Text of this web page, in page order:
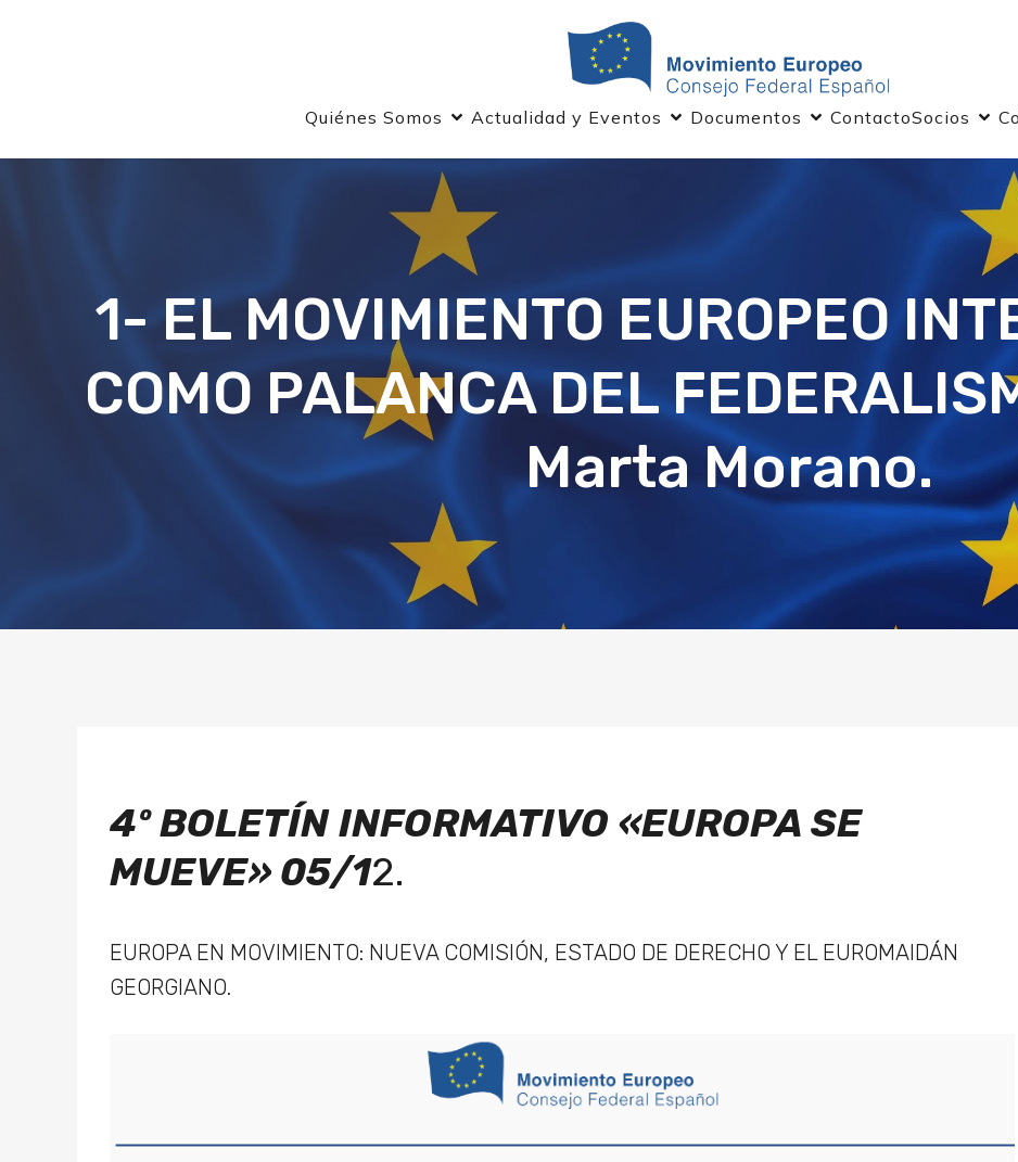
Quiénes Somos Actualidad y Eventos Documentos ContactoSocios
1- EL MOVIMIENTO EUROPEO
COMO PALANCA DEL
Marta Morano.
4º BOLETÍN INFORMATIVO «EUROPA SE
MUEVE» 05/12.
EUROPA EN MOVIMIENTO: NUEVA COMISIÓN, ESTADO DE DERECHO Y EL EUROMAIDÁN
GEORGIANO.